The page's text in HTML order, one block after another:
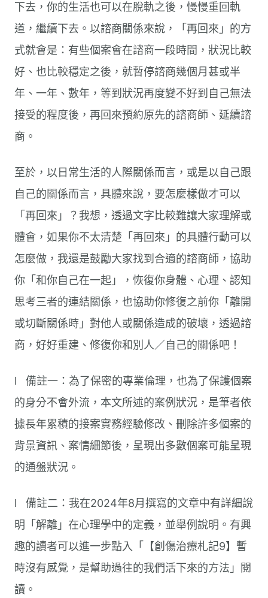
下去，你的生活也可以在脫軌之後，慢慢重回軌
道，繼續下去。以諮商關係來說，「再回來」的方
式就會是：有些個案會在諮商一段時間，狀況比較
好、也比較穩定之後，就暫停諮商幾個月甚或半
年、一年、數年，等到狀況再度變不好到自己無法
接受的程度後，再回來預約原先的諮商師、延續諮
商。
至於，以日常生活的人際關係而言，或是以自己跟
自己的關係而言，具體來說，要怎麼樣做才可以
「再回來」？我想，透過文字比較難讓大家理解或
體會，如果你不太清楚「再回來」的具體行動可以
怎麼做，我還是鼓勵大家找到合適的諮商師，協助
你「和你自己在一起」，恢復你身體、心理、認知
思考三者的連結關係，也協助你修復之前你「離開
或切斷關係時」對他人或關係造成的破壞，透過諮
商，好好重建、修復你和別人／自己的關係吧！
l 備註一：為了保密的專業倫理，也為了保護個案
的身分不會外流，本文所述的案例狀況，是筆者依
據長年累積的接案實務經驗修改、刪除許多個案的
背景資訊、案情細節後，呈現出多數個案可能呈現
的通盤狀況。
l 備註二：我在2024年8月撰寫的文章中有詳細說
明「解離」在心理學中的定義，並舉例說明。有興
趣的讀者可以進一步點入「【創傷治療札記9】暫
時沒有感覺，是幫助過往的我們活下來的方法」閱
讀。